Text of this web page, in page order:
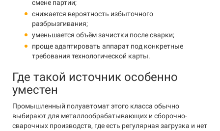
смене партии;
снижается вероятность избыточного
разбрызгивания;
уменьшается объём зачистки после сварки;
проще адаптировать аппарат под конкретные
требования технологической карты.
Где такой источник особенно
уместен
Промышленный полуавтомат этого класса обычно
выбирают для металлообрабатывающих и сборочно-
сварочных производств, где есть регулярная загрузка и нет